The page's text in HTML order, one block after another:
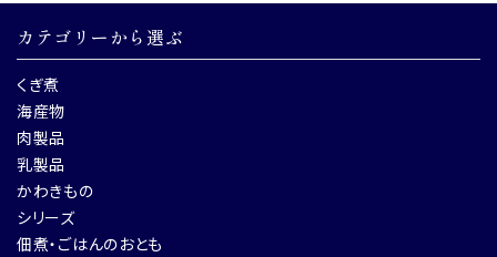
カテゴリーから選ぶ
くぎ煮
海産物
肉製品
乳製品
かわきもの
シリーズ
佃煮・ごはんのおとも